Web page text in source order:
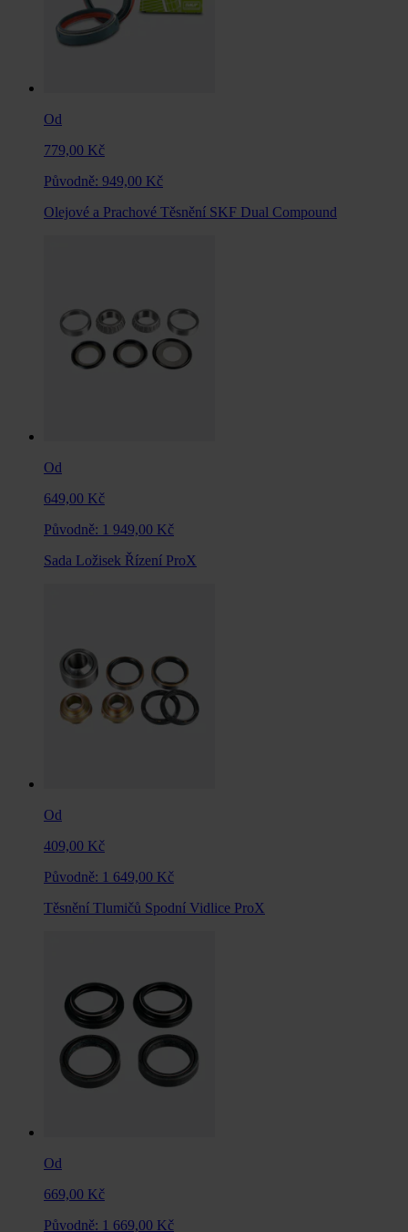
Od
779,00 Kč
Původně: 949,00 Kč
Olejové a Prachové Těsnění SKF Dual Compound
Od
649,00 Kč
Původně: 1 949,00 Kč
Sada Ložisek Řízení ProX
Od
409,00 Kč
Původně: 1 649,00 Kč
Těsnění Tlumičů Spodní Vidlice ProX
Od
669,00 Kč
Původně: 1 669,00 Kč